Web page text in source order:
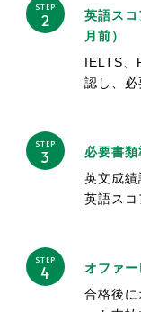
STEP
2
英語ス
月前）
IELTS、
認し、必
STEP
3
必要書類
英文成績
英語スコ
STEP
4
オファ
合格後